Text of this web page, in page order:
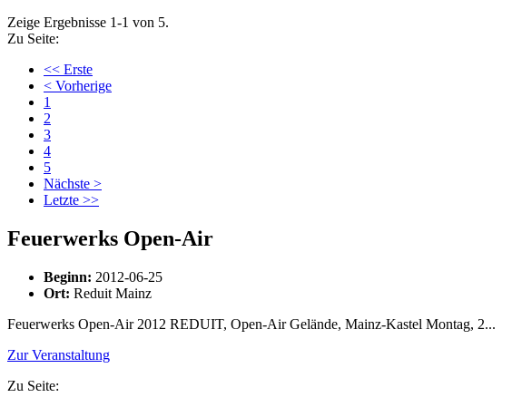
Zeige Ergebnisse 1-1 von 5.
Zu Seite:
<< Erste
< Vorherige
1
2
3
4
5
Nächste >
Letzte >>
Feuerwerks Open-Air
Beginn: 2012-06-25
Ort: Reduit Mainz
Feuerwerks Open-Air 2012 REDUIT, Open-Air Gelände, Mainz-Kastel Montag, 2...
Zur Veranstaltung
Zu Seite: